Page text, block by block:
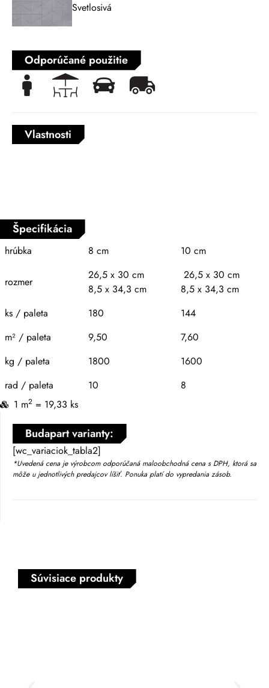
Svetlosivá
Odporúčané použitie
Vlastnosti
Špecifikácia
hrúbka 8 cm 10 cm
rozmer
26,5 x 30 cm
8,5 x 34,3 cm
26,5 x 30 cm
8,5 x 34,3 cm
ks / paleta
180
144
m² / paleta
9,50
7,60
kg / paleta
1800
1600
rad / paleta
10
8
1 m2= 19,33 ks
Budapart varianty:
[wc_variaciok_tabla2]
*Uvedená cena je výrobcom odporúčaná maloobchodná cena s DPH, ktorá sa
môže u jednotlivých predajcov líšiť. Ponuka platí do vypredania zásob.
Súvisiace produkty